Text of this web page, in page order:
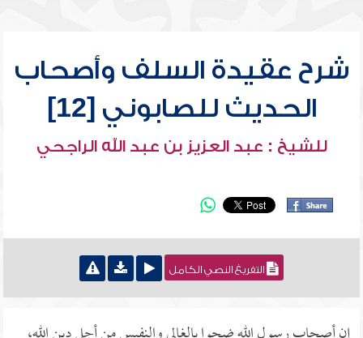
شرح عقيدة السلف وأصحاب
الحديث للصابوني [12]
للشيخ : عبد العزيز بن عبد الله الراجحي
التفريغ النصي الكامل